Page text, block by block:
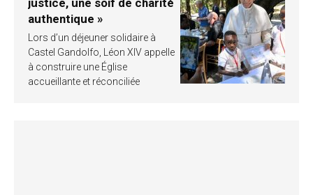
authentique »
Lors d’un déjeuner solidaire à
Castel Gandolfo, Léon XIV appelle
à construire une Église
accueillante et réconciliée